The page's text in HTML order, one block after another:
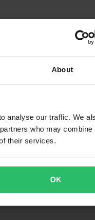
About
analyse our traffic. We
who may combine
their services.
OK